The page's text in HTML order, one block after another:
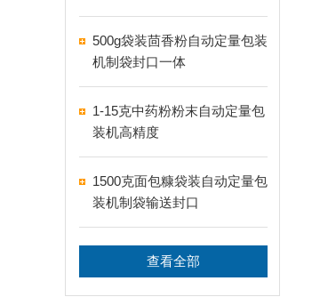
500g袋装茴香粉自动定量包装
机制袋封口一体
1-15克中药粉粉末自动定量包
装机高精度
1500克面包糠袋装自动定量包
装机制袋输送封口
查看全部